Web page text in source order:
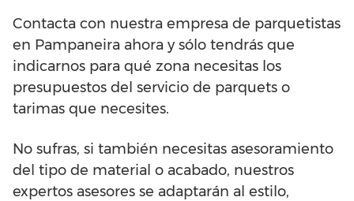
Contacta con nuestra empresa de parquetistas
en Pampaneira ahora y sólo tendrás que
indicarnos para qué zona necesitas los
presupuestos del servicio de parquets o
tarimas que necesites.
No sufras, si también necesitas asesoramiento
del tipo de material o acabado, nuestros
expertos asesores se adaptarán al estilo,